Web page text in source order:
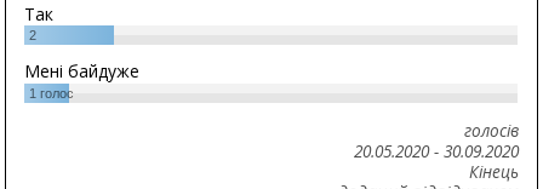
Так
2
Мені байдуже
1 голос
голосів
20.05.2020- 30.09.2020
Кінець